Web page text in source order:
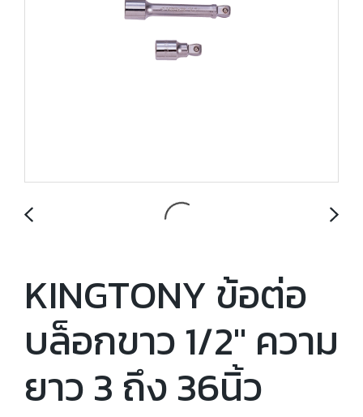
KINGTONY ข้อต่อ
บล็อกขาว 1/2" ความ
ยาว 3 ถึง 36นิ้ว